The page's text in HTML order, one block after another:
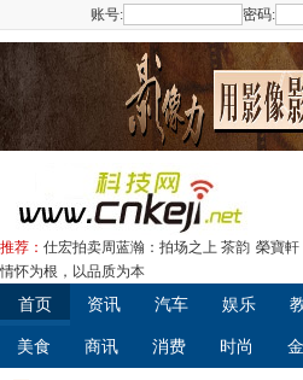
账号: 密码:
推荐： 仕宏拍卖周蓝瀚：拍场之上 茶韵 榮寶軒
情怀为根，以品质为本
首页 资讯 汽车 娱乐
美食 商讯 消费 时尚